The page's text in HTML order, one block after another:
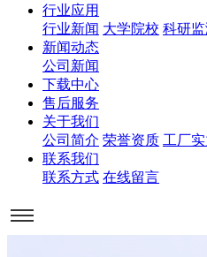
行业应用
行业新闻 大学院校 科研监
新闻动态
公司新闻
下载中心
售后服务
关于我们
公司简介 荣誉资质 工厂实
联系我们
联系方式 在线留言